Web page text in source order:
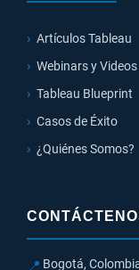
Artículos Tableau
Webinars y Videos
Tableau Blueprint
Casos de Éxito
¿Quiénes Somos?
📍 Bogotá,